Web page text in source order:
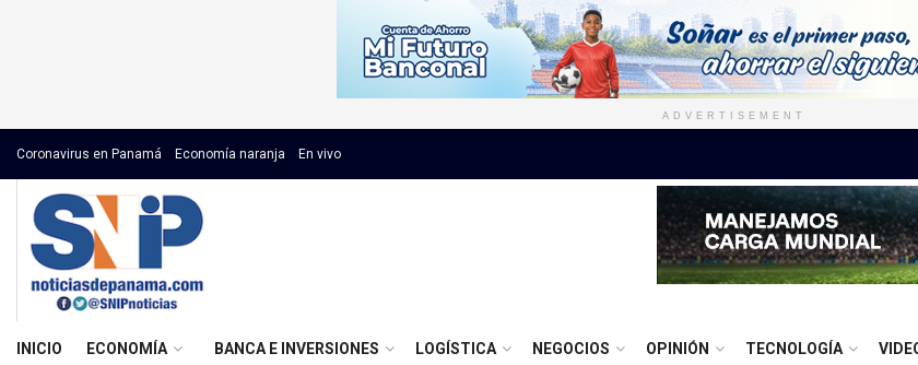
ADVERTISEMENT
Coronavirus en Panamá Economía naranja En vivo
INICIO ECONOMÍA BANCA E INVERSIONES LOGÍSTICA NEGOCIOS OPINIÓN TECNOLOGÍA